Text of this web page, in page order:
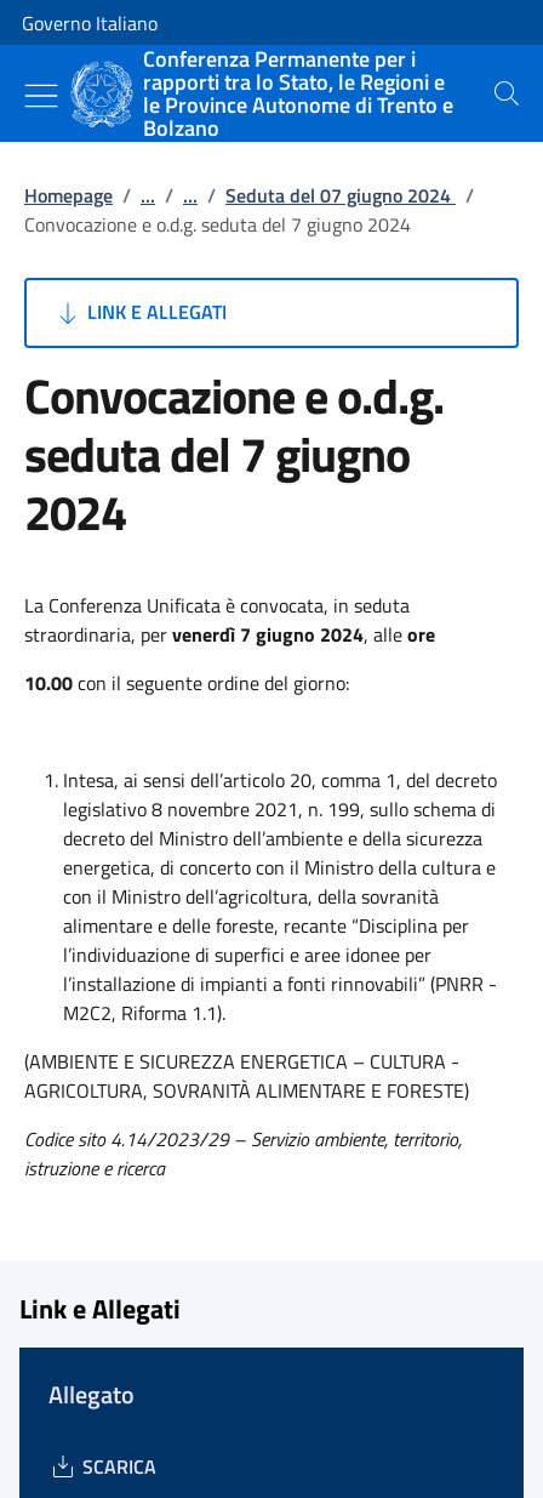
Vai al contenuto
Vai alla navigazione del sito
Governo Italiano
Conferenza Permanente per i
rapporti tra lo Stato, le Regioni e
le Province Autonome di Trento e
Bolzano
Cerca
Homepage / ... / ... / Seduta del 07 giugno 2024 /
Convocazione e o.d.g. seduta del 7 giugno 2024
LINK E ALLEGATI
Convocazione e o.d.g.
seduta del 7 giugno
2024
La Conferenza Unificata è convocata, in seduta
straordinaria, pervenerdì 7 giugno 2024, alleore
10.00con il seguente ordine del giorno:
Intesa, ai sensi dell’articolo 20, comma 1, del decreto
legislativo 8 novembre 2021, n. 199, sullo schema di
decreto del Ministro dell’ambiente e della sicurezza
energetica, di concerto con il Ministro della cultura e
con il Ministro dell’agricoltura, della sovranità
alimentare e delle foreste, recante “Disciplina per
l’individuazione di superfici e aree idonee per
l’installazione di impianti a fonti rinnovabili” (PNRR -
M2C2, Riforma 1.1).
(AMBIENTE E SICUREZZA ENERGETICA – CULTURA -
AGRICOLTURA, SOVRANITÀ ALIMENTARE E FORESTE)
Codice sito 4.14/2023/29 – Servizio ambiente, territorio,
istruzione e ricerca
Link e Allegati
Allegato
SCARICA